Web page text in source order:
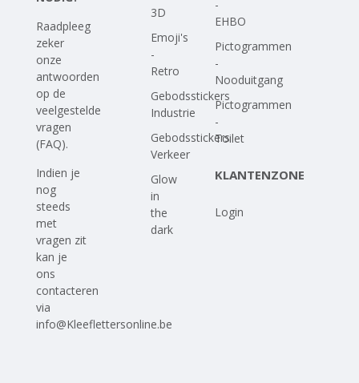
Raadpleeg
zeker
onze
antwoorden
op de
veelgestelde
vragen
(FAQ).
Indien je
nog
steeds
met
vragen zit
kan je
ons
contacteren
via
info@Kleeflettersonline.be
3D
Emoji's
-
Retro
Gebodsstickers
Industrie
Gebodsstickers
Verkeer
Glow
in
the
dark
-
EHBO
Pictogrammen
-
Nooduitgang
Pictogrammen
-
Toilet
KLANTENZONE
Login